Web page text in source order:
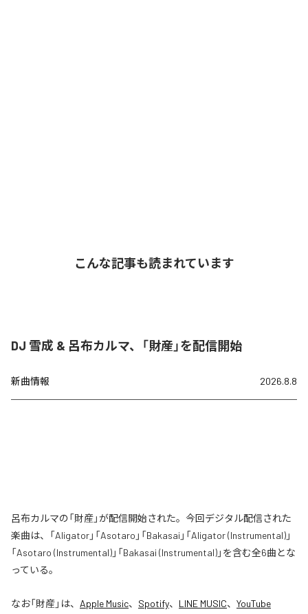
こんな記事も読まれています
DJ 雪成 & 呂布カルマ、「財産」を配信開始
新曲情報 2026.8.8
呂布カルマの「財産」が配信開始された。今回デジタル配信された
楽曲は、「Aligator」「Asotaro」「Bakasai」「Aligator (Instrumental)」
「Asotaro (Instrumental)」「Bakasai (Instrumental)」を含む全6曲とな
っている。
なお「財産」は、 Apple Music、 Spotify、 LINE MUSIC、 YouTube